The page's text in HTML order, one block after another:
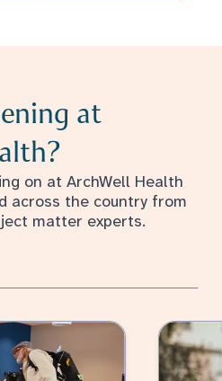
at
on at ArchWell Health
across the country from
matter experts.